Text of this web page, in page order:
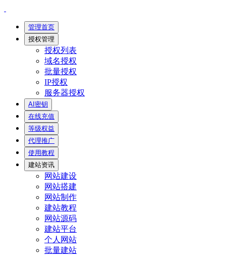
管理首页
授权管理
授权列表
域名授权
批量授权
IP授权
服务器授权
AI密钥
在线充值
等级权益
代理推广
使用教程
建站资讯
网站建设
网站搭建
网站制作
建站教程
网站源码
建站平台
个人网站
批量建站